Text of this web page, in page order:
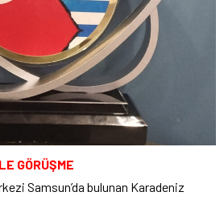
GÖRÜŞME
Samsun’da bulunan Karadeniz